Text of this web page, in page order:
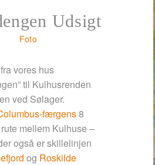
Udsigt
Foto
vores hus
til Kulhusrenden
ved Sølager.
færgens8
mellem Kulhuse –
også er skillelinjen
og Roskilde